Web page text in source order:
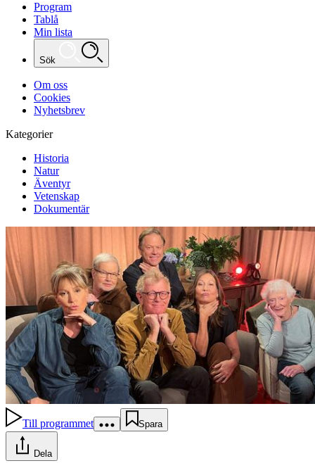
Program
Tablå
Min lista
Sök
Om oss
Cookies
Nyhetsbrev
Kategorier
Historia
Natur
Äventyr
Vetenskap
Dokumentär
Till programmet Spara
Dela